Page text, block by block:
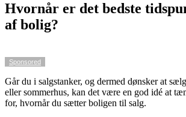
Hvornår er det bedste
af bolig?
Sponsored
Går du i salgstanker, og dermed dønsker at
eller sommerhus, kan det være en god idé at
for, hvornår du sætter boligen til salg.